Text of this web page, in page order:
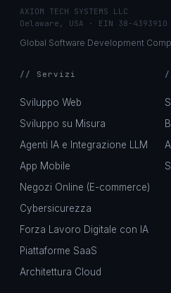
AXIOM TECH SYSTEMS LLC
Delaware, USA · EIN 38-4393910
Global Software Development
// Servizi
Sviluppo Web
Sviluppo su Misura
Agenti IA e Integrazione LLM
App Mobile
Negozi Online (E-commerce)
Cybersicurezza
Forza Lavoro Digitale con IA
Piattaforme SaaS
Architettura Cloud